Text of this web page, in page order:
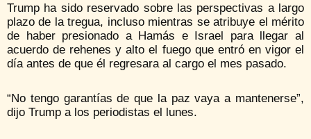
Trump ha sido reservado sobre las perspectivas a largo
plazo de la tregua, incluso mientras se atribuye el mérito
de haber presionado a Hamás e Israel para llegar al
acuerdo de rehenes y alto el fuego que entró en vigor el
día antes de que él regresara al cargo el mes pasado.
“No tengo garantías de que la paz vaya a mantenerse”,
dijo Trump a los periodistas el lunes.